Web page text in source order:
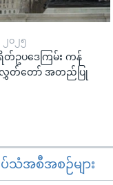
၂၀၂၅
ဥပဒေကြမ်း ကန်
တ်တော် အတည်ပြု
သံအစီအစဉ်များ